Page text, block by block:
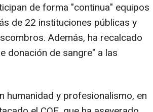
de forma "continua" equipos
de 22 instituciones públicas y
Además, ha recalcado
donación de sangre" a las
humanidad y profesionalismo, en